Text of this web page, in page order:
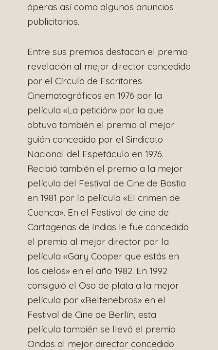
óperas así como algunos anuncios
publicitarios.
Entre sus premios destacan el premio
revelación al mejor director concedido
por el Círculo de Escritores
Cinematográficos en 1976 por la
película «La petición» por la que
obtuvo también el premio al mejor
guión concedido por el Sindicato
Nacional del Espetáculo en 1976.
Recibió también el premio a la mejor
película del Festival de Cine de Bastia
en 1981 por la película «El crimen de
Cuenca». En el Festival de cine de
Cartagenas de Indias le fue concedido
el premio al mejor director por la
película «Gary Cooper que estás en
los cielos» en el año 1982. En 1992
consiguió el Oso de plata a la mejor
película por «Beltenebros» en el
Festival de Cine de Berlín, esta
película también se llevó el premio
Ondas al mejor director concedido